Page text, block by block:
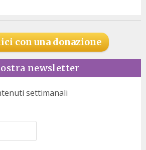
con una donazione
newsletter
settimanali